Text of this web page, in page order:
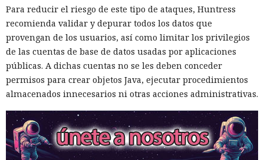
acceder a cuentas de Snowflake y robaron información de al
menos 165 empresas. Entre las afectadas se encuentran
AT&T, Ticketmaster, Advance Auto Parts, Neiman Marcus,
Santander, LendingTree y uno de los distritos escolares más
grandes de Estados Unidos.
La magnitud de las filtraciones fue enorme: en el caso de
AT&T se trató de registros de llamadas y mensajes de más
de 100 millones de abonados, y el hackeo a Ticketmaster
afectó a alrededor de 560 millones de usuarios.
Según la investigación, los hackeos ocurrieron entre febrero
Para reducir el riesgo de este tipo de ataques, Huntress
recomienda validar y depurar todos los datos que
provengan de los usuarios, así como limitar los privilegios
de las cuentas de base de datos usadas por aplicaciones
públicas. A dichas cuentas no se les deben conceder
permisos para crear objetos Java, ejecutar procedimientos
almacenados innecesarios ni otras acciones administrativas.